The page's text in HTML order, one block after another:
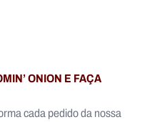
ONION E FAÇA
cada pedido da nossa